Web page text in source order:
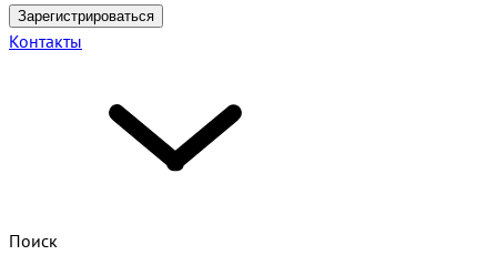
Зарегистрироваться
Контакты
Поиск